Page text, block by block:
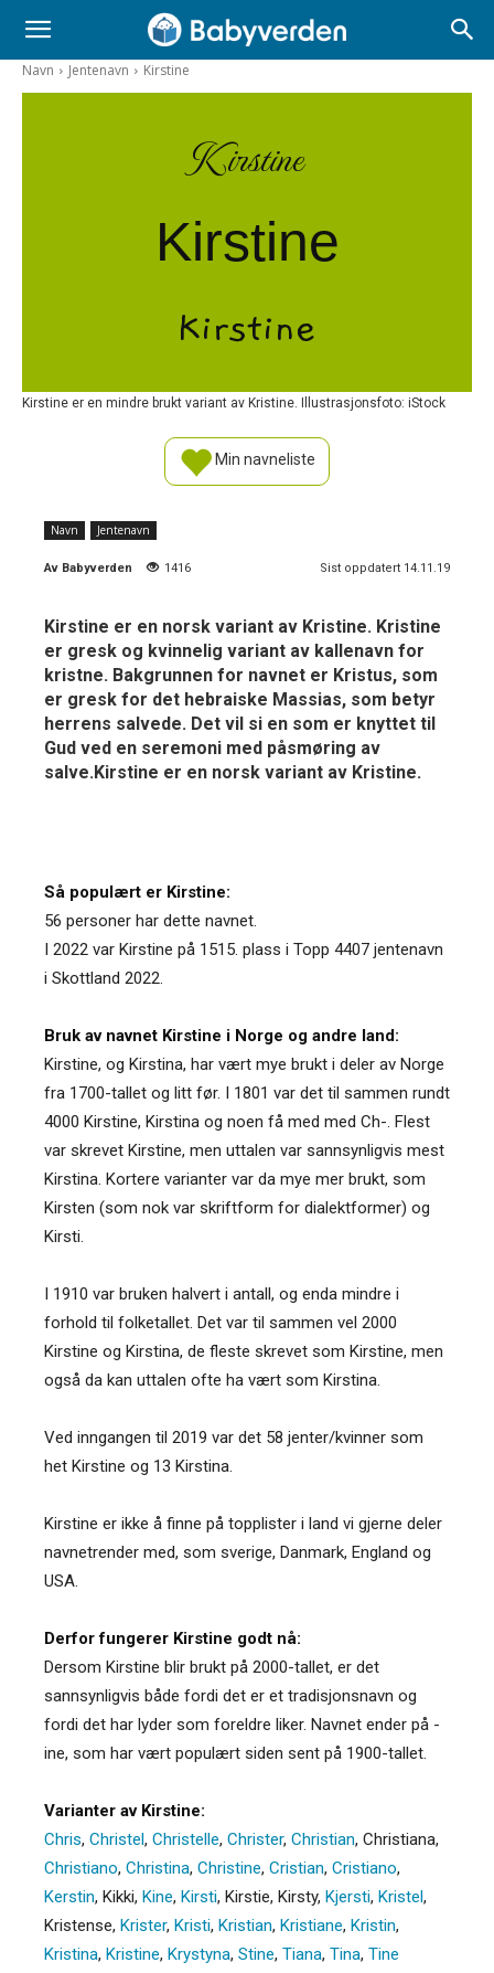
Navn Jentenavn Kirstine
Kirstine
Kirstine
Kirstine
Kirstine er en mindre brukt variant av Kristine. Illustrasjonsfoto: iStock
Min navneliste
Navn Jentenavn
Av Babyverden 1416 Sist oppdatert 14.11.19
Kirstine er en norsk variant av Kristine. Kristine
er gresk og kvinnelig variant av kallenavn for
kristne. Bakgrunnen for navnet er Kristus, som
er gresk for det hebraiske Massias, som betyr
herrens salvede. Det vil si en som er knyttet til
Gud ved en seremoni med påsmøring av
salve.Kirstine er en norsk variant av Kristine.
Så populært er Kirstine:
56 personer har dette navnet.
I 2022 var Kirstine på 1515. plass i Topp 4407 jentenavn
i Skottland 2022.
Bruk av navnet Kirstine i Norge og andre land:
Kirstine, og Kirstina, har vært mye brukt i deler av Norge
fra 1700-tallet og litt før. I 1801 var det til sammen rundt
4000 Kirstine, Kirstina og noen få med med Ch-. Flest
var skrevet Kirstine, men uttalen var sannsynligvis mest
Kirstina. Kortere varianter var da mye mer brukt, som
Kirsten (som nok var skriftform for dialektformer) og
Kirsti.
I 1910 var bruken halvert i antall, og enda mindre i
forhold til folketallet. Det var til sammen vel 2000
Kirstine og Kirstina, de fleste skrevet som Kirstine, men
også da kan uttalen ofte ha vært som Kirstina.
Ved inngangen til 2019 var det 58 jenter/kvinner som
het Kirstine og 13 Kirstina.
Kirstine er ikke å finne på topplister i land vi gjerne deler
navnetrender med, som sverige, Danmark, England og
USA.
Derfor fungerer Kirstine godt nå:
Dersom Kirstine blir brukt på 2000-tallet, er det
sannsynligvis både fordi det er et tradisjonsnavn og
fordi det har lyder som foreldre liker. Navnet ender på -
ine, som har vært populært siden sent på 1900-tallet.
Varianter av Kirstine:
Chris, Christel, Christelle, Christer, Christian, Christiana,
Christiano, Christina, Christine, Cristian, Cristiano,
Kerstin, Kikki, Kine, Kirsti, Kirstie, Kirsty, Kjersti, Kristel,
Kristense, Krister, Kristi, Kristian, Kristiane, Kristin,
Kristina, Kristine, Krystyna, Stine, Tiana, Tina, Tine